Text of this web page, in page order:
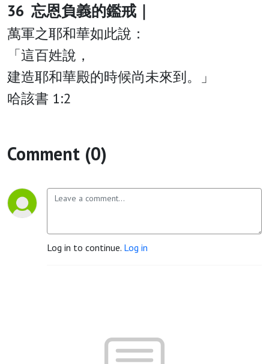
36 忘恩負義的鑑戒｜
萬軍之耶和華如此說：
「這百姓說，
建造耶和華殿的時候尚未來到。」
哈該書 1:2
Comment (0)
Log in to continue. Log in